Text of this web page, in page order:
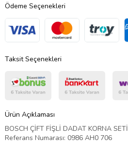
Ödeme Seçenekleri
Taksit Seçenekleri
Ürün Açıklaması
BOSCH ÇİFT FİŞLİ DADAT KORNA SETİ
Referans Numarası: 0986 AH0 706